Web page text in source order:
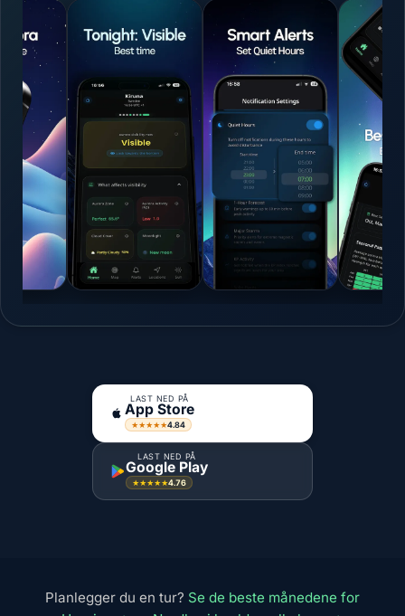
LAST NED PÅ
App Store
★★★★★4.84
LAST NED PÅ
Google Play
★★★★★4.76
Planlegger du en tur? Se de beste månedene for